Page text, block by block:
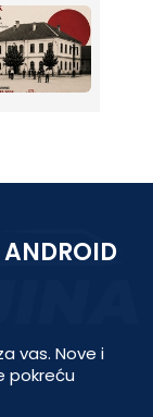
vas. Nove i
pokreću